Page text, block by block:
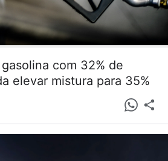
com 32% de
elevar mistura para 35%